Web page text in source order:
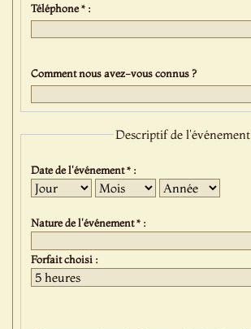
Téléphone * :
Comment nous avez-vous connus ?
Descriptif de l'événement
Date de l'événement * :
Jour Mois Année
Nature de l'événement * :
Forfait choisi :